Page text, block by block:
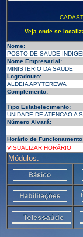
Veja onde se
Nome:
POSTO DE SAUDE
Nome Empresarial:
MINISTERIO DA SAUDE
Logradouro:
ALDEIA APYTEREWA
Complemento:
Tipo Estabelecimento:
UNIDADE DE ATENCAO A
Número Alvará:
Horário de
VISUALIZAR HORÁRIO
Módulos: